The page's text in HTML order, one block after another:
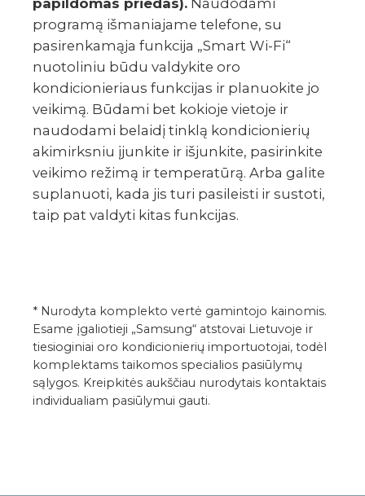
programą išmaniajame telefone, su
pasirenkamąja funkcija „Smart Wi-Fi“
nuotoliniu būdu valdykite oro
kondicionieriaus funkcijas ir planuokite jo
veikimą. Būdami bet kokioje vietoje ir
naudodami belaidį tinklą kondicionierių
akimirksniu įjunkite ir išjunkite, pasirinkite
veikimo režimą ir temperatūrą. Arba galite
suplanuoti, kada jis turi pasileisti ir sustoti,
taip pat valdyti kitas funkcijas.
* Nurodyta komplekto vertė gamintojo kainomis.
Esame įgaliotieji „Samsung“ atstovai Lietuvoje ir
tiesioginiai oro kondicionierių importuotojai, todėl
komplektams taikomos specialios pasiūlymų
sąlygos. Kreipkitės aukščiau nurodytais kontaktais
individualiam pasiūlymui gauti.